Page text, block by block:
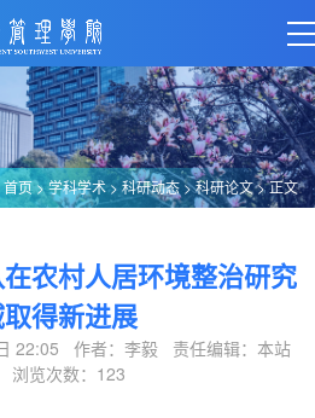
首页>学科学术>科研动态>科研论文> 正文
农村人居环境整治研究
得新进展
22:05 作者：李毅 责任编辑：本站
览次数： 123